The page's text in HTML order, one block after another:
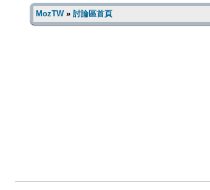
MozTW» 討論區首頁